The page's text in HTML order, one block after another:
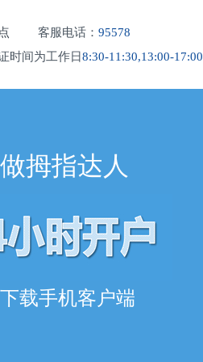
客服电话： 95578
时间为工作日8:30-11:30,13:00-17:00
拇指达人
载手机客户端